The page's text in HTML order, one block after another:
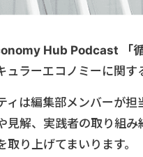
Hub Podcast
「
ュラーエコノミーに関
ィは編集部メンバーが
見解、実践者の取り組
取り上げてまいります。